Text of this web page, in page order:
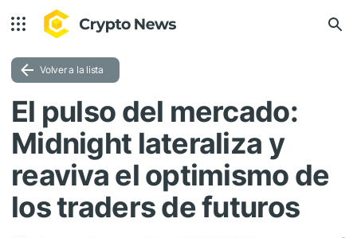
Volver a la lista
El pulso del mercado:
Midnight lateraliza y
reaviva el optimismo de
los traders de futuros